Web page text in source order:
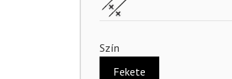
Szín
Fekete